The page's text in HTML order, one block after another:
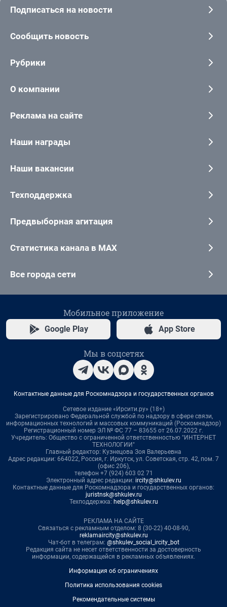
Подписаться на новости
Сообщить новость
Рубрики
О компании
Реклама на сайте
Наши награды
Наши вакансии
Техподдержка
Предвыборная агитация
Статистика канала в MAX
Все города сети
Мобильное приложение
Google Play App Store
Мы в соцсетях
Контактные данные для Роскомнадзора и государственных органов
Сетевое издание «Ирсити.ру» (18+)
Зарегистрировано Федеральной службой по надзору в сфере связи,
информационных технологий и массовых коммуникаций (Роскомнадзор)
Регистрационный номер ЭЛ № ФС 77 – 83655 от 26.07.2022 г.
Учредитель: Общество с ограниченной ответственностью "ИНТЕРНЕТ
ТЕХНОЛОГИИ"
Главный редактор: Кузнецова Зоя Валерьевна
Адрес редакции: 664022, Россия, г. Иркутск, ул. Советская, стр. 42, пом. 7
(офис 206),
телефон +7 (924) 603 02 71
Электронный адрес редакции: ircity@shkulev.ru
Контактные данные для Роскомнадзора и государственных органов:
juristnsk@shkulev.ru
Техподдержка: help@shkulev.ru
РЕКЛАМА НА САЙТЕ
Связаться с рекламным отделом: 8 (30-22) 40-08-90,
reklamaircity@shkulev.ru
Чат-бот в телеграм: @shkulev_social_ircity_bot
Редакция сайта не несет ответственности за достоверность
информации, содержащейся в рекламных объявлениях.
Информация об ограничениях
Политика использования cookies
Рекомендательные системы